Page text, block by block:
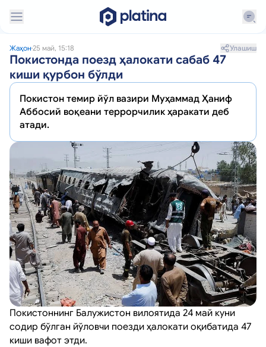
Жаҳон 25 май, 15:18 Улашиш
Покистонда поезд ҳалокати сабаб 47
киши қурбон бўлди
Покистон темир йўл вазири Муҳаммад Ҳаниф
Аббосий воқеани террорчилик ҳаракати деб
атади.
Покистоннинг Балужистон вилоятида 24 май куни
содир бўлган йўловчи поезди ҳалокати оқибатида 47
киши вафот этди.